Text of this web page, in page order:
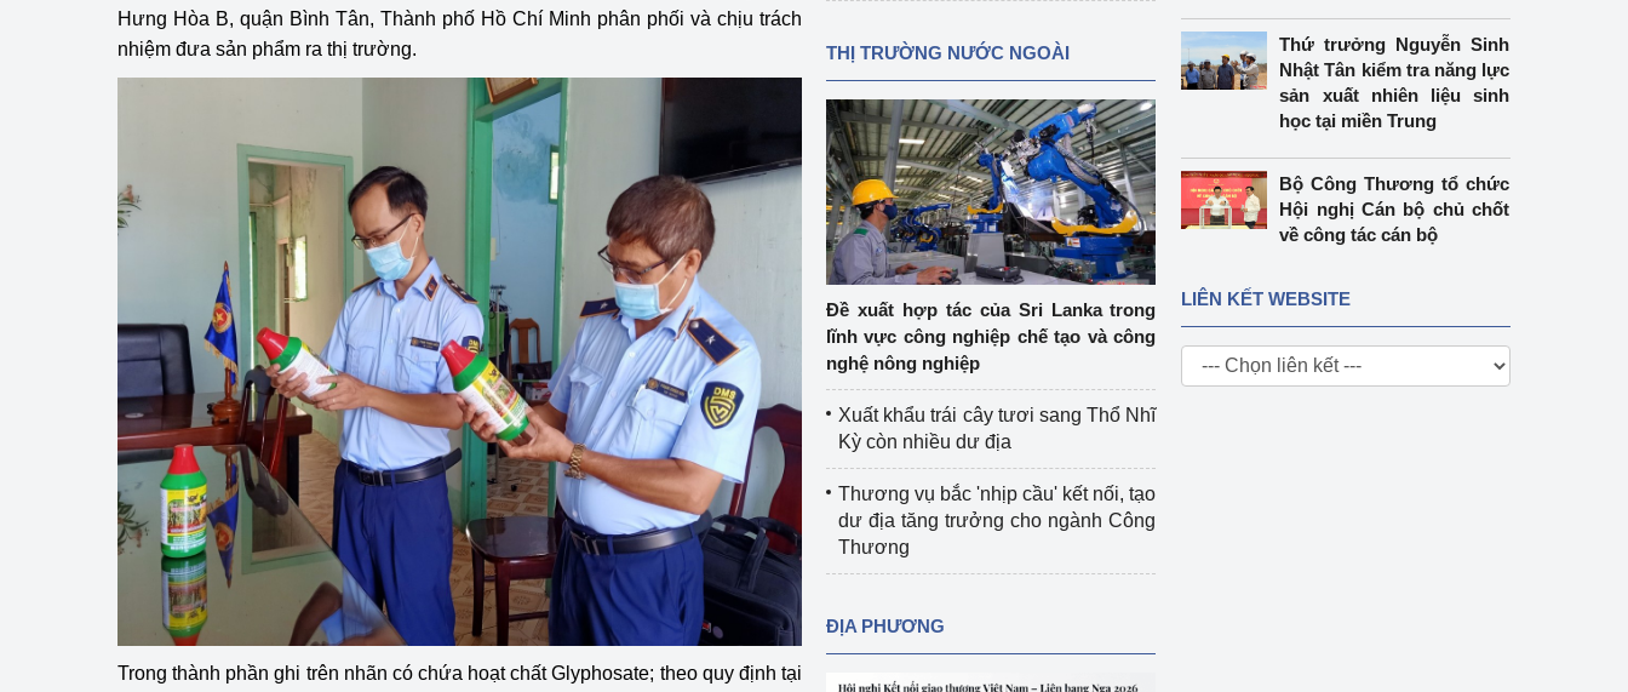
động thuộc thẩm quyền quản lý của
Tổ chức được cấp GCN đăng ký, hoạt
động kiểm định thiết bị, dụng cụ điện
làm việc ở môi trường không có nguy
hiểm khí, bụi nổ
Cơ sở sản xuất, sửa chữa chai chứa
LPG
Tổ chức huấn luyện, bồi dưỡng
nghiệp vụ kiểm định kỹ thuật an toàn
lao động
Văn hóa ngành Công Thương
Tái cơ cấu ngành Công Thương
Quản lý thị trường
Sử dụng năng lượng tiết kiệm và
hiệu quả
Hiệu quả năng lượng
Khoa học, công nghệ và đổi mới sáng
tạo
Thông báo
Bảo vệ môi trường Video bảo vệ môi trường
Album ảnh bảo vệ môi trường
Văn bản về môi trường
Đọc báo giúp bạn
Bảo vệ nền tảng tư tưởng của Đảng
Doanh nghiệp - Người dân
Xúc tiến thương mại Khu vực miền Bắc
Khu vực miền Trung
Khu vực miền Nam
Thị trường nước ngoàiHiệp định EVFTA
Thị trường châu Á – châu Phi
Thị trường trong nước
Hưng Hòa B, quận Bình Tân, Thành phố Hồ Chí Minh phân phối và chịu trách
nhiệm đưa sản phẩm ra thị trường.
Trong thành phần ghi trên nhãn có chứa hoạt chất Glyphosate; theo quy định tại
THỊ TRƯỜNG NƯỚC NGOÀI
Đề xuất hợp tác của Sri Lanka trong
lĩnh vực công nghiệp chế tạo và công
nghệ nông nghiệp
Xuất khẩu trái cây tươi sang Thổ Nhĩ
Kỳ còn nhiều dư địa
Thương vụ bắc 'nhịp cầu' kết nối, tạo
dư địa tăng trưởng cho ngành Công
Thương
ĐỊA PHƯƠNG
Thứ trưởng Nguyễn Sinh
Nhật Tân kiểm tra năng lực
sản xuất nhiên liệu sinh
học tại miền Trung
Bộ Công Thương tổ chức
Hội nghị Cán bộ chủ chốt
về công tác cán bộ
LIÊN KẾT WEBSITE